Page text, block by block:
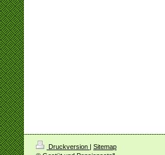
Druckversion | Sitemap